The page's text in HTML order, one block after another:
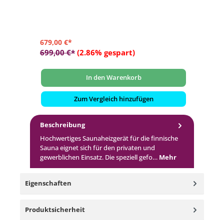
679,00 €*
699,00 €* (2.86% gespart)
In den Warenkorb
Zum Vergleich hinzufügen
Beschreibung
Hochwertiges Saunaheizgerät für die finnische
Sauna eignet sich für den privaten und
gewerblichen Einsatz. Die speziell gefo… Mehr
Eigenschaften
Produktsicherheit